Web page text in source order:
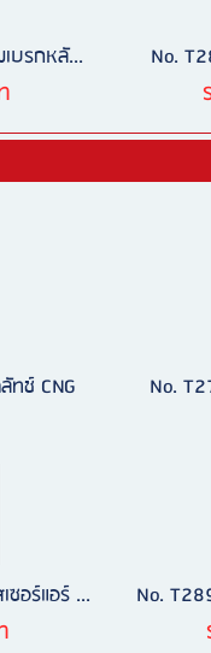
บรกหลั... No.
ช์ CNG No.
อร์แอร์ ... No.